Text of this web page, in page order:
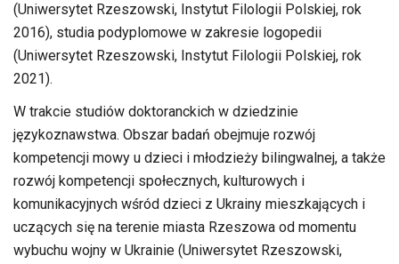
(Uniwersytet Rzeszowski, Instytut Filologii Polskiej, rok
2016), studia podyplomowe w zakresie logopedii
(Uniwersytet Rzeszowski, Instytut Filologii Polskiej, rok
2021).
W trakcie studiów doktoranckich w dziedzinie
językoznawstwa. Obszar badań obejmuje rozwój
kompetencji mowy u dzieci i młodzieży bilingwalnej, a także
rozwój kompetencji społecznych, kulturowych i
komunikacyjnych wśród dzieci z Ukrainy mieszkających i
uczących się na terenie miasta Rzeszowa od momentu
wybuchu wojny w Ukrainie (Uniwersytet Rzeszowski,